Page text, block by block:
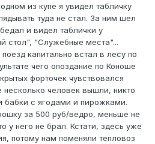
из купе я увидел табличку
туда не стал. За ним шел
и видел таблички у
стол", "Служебные места"...
капитально встал в лесу по
чего опоздание по Коноше
форточек чувствовался
несколько человек вышли, никто
бабки с ягодами и пирожками.
за 500 руб/ведро, меньше не
у него не брал. Кстати, здесь уже
потому нам поменяли тепловоз